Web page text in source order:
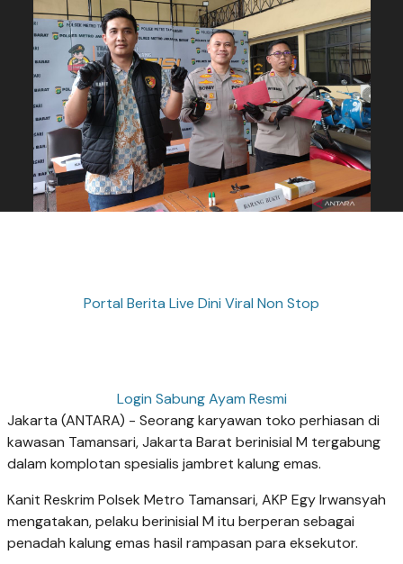
Portal Berita Live Dini Viral Non Stop
Login Sabung Ayam Resmi
Jakarta (ANTARA) - Seorang karyawan toko perhiasan di
kawasan Tamansari, Jakarta Barat berinisial M tergabung
dalam komplotan spesialis jambret kalung emas.
Kanit Reskrim Polsek Metro Tamansari, AKP Egy Irwansyah
mengatakan, pelaku berinisial M itu berperan sebagai
penadah kalung emas hasil rampasan para eksekutor.